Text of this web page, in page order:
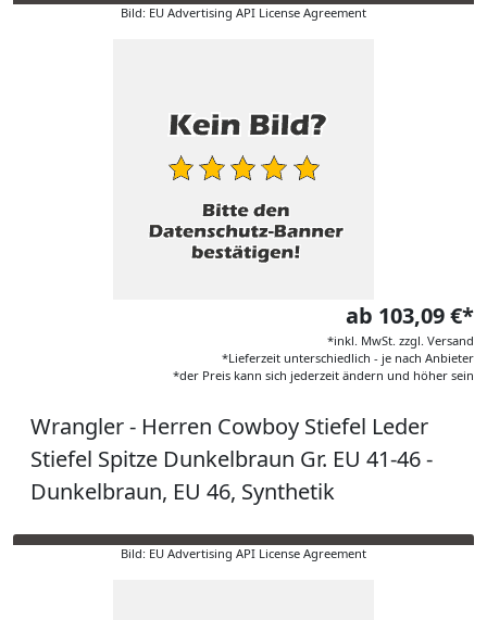
Bild: EU Advertising API License Agreement
ab 103,09 €*
*inkl. MwSt. zzgl. Versand
*Lieferzeit unterschiedlich - je nach Anbieter
*der Preis kann sich jederzeit ändern und höher sein
Wrangler - Herren Cowboy Stiefel Leder
Stiefel Spitze Dunkelbraun Gr. EU 41-46 -
Dunkelbraun, EU 46, Synthetik
Bild: EU Advertising API License Agreement